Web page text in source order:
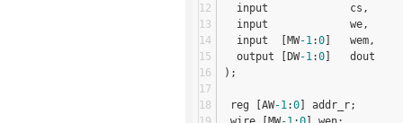
  input             cs,
  input             we,
  input  [MW
-1:0 ]   wem,
  output [DW
-1:0 ]   dout
);
reg [AW-1:0 ] addr_r;